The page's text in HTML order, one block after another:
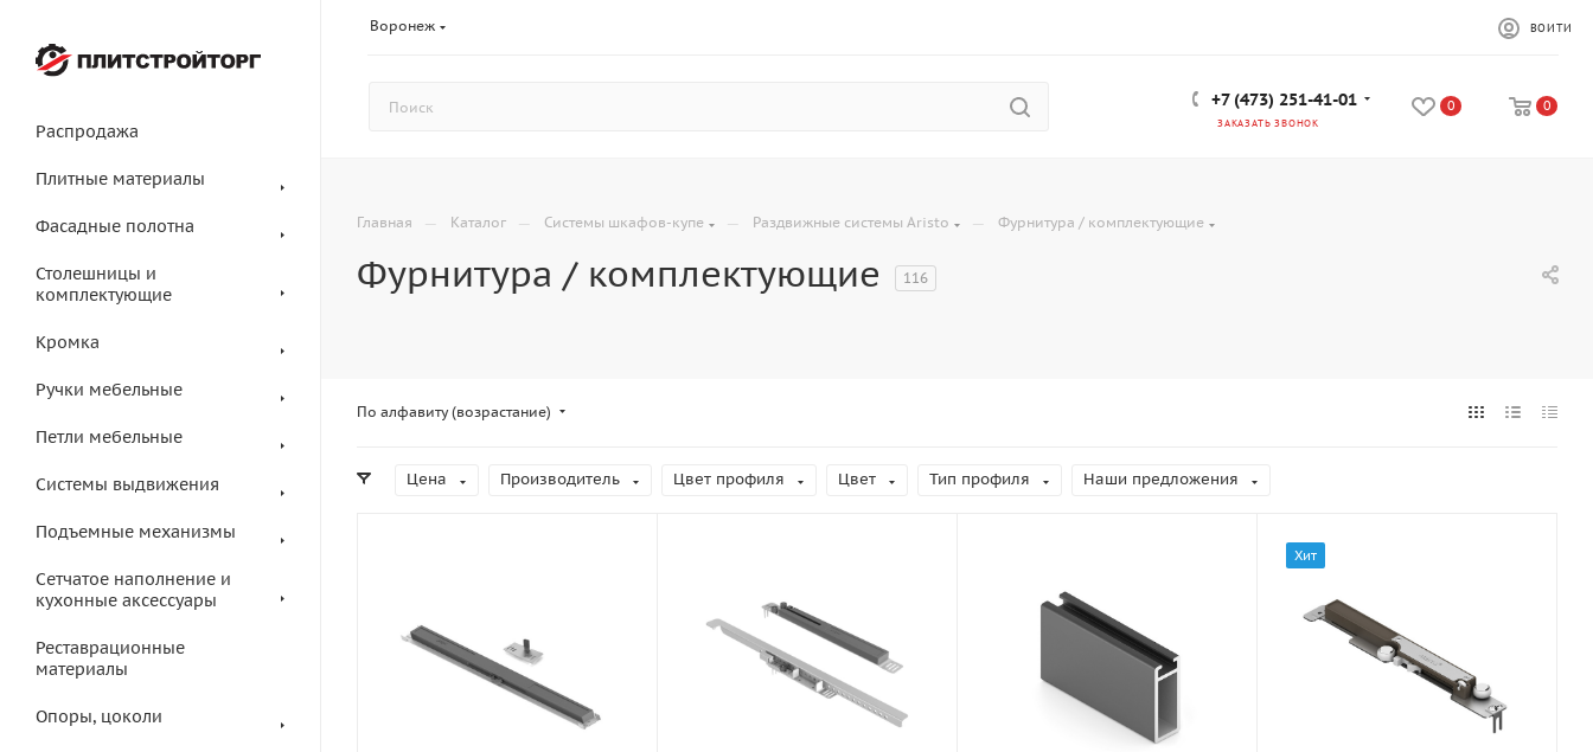
Воронеж ВОЙТИ
+7 (473) 251-41-01
ЗАКАЗАТЬ ЗВОНОК
0 0
Распродажа
Плитные материалы
Фасадные полотна
Столешницы и
комплектующие
Кромка
Ручки мебельные
Петли мебельные
Системы выдвижения
Подъемные механизмы
Сетчатое наполнение и
кухонные аксессуары
Реставрационные
материалы
Опоры, цоколи
Главная — Каталог — Системы шкафов-купе — Раздвижные системы Aristo — Фурнитура / комплектующие
Фурнитура / комплектующие 116
По алфавиту (возрастание)
Цена Производитель Цвет профиля Цвет Тип профиля Наши предложения
Хит